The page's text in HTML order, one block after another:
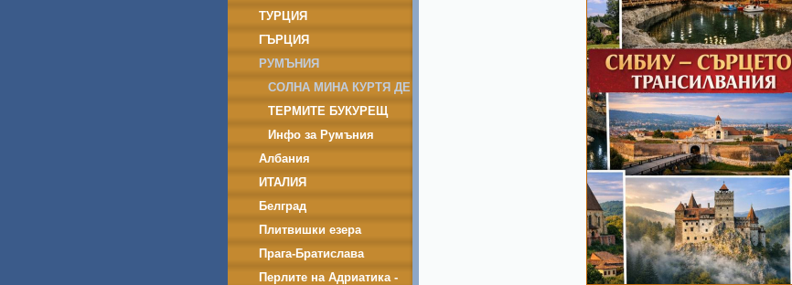
ТУРЦИЯ
ГЪРЦИЯ
РУМЪНИЯ
СОЛНА МИНА КУРТЯ ДЕ
АРДЖЕШ
ТЕРМИТЕ БУКУРЕЩ
Инфо за Румъния
Албания
ИТАЛИЯ
Белград
Плитвишки езера
Прага-Братислава
-Дрезден
Перлите на Адриатика -